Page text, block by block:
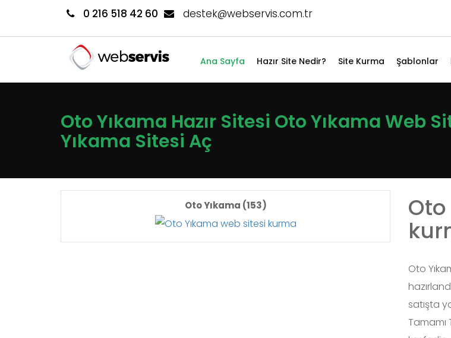
0 216 518 42 60 destek@webservis.com.tr
Ana Sayfa Hazır Site Nedir? Site Kurma Şablonlar
Oto Yıkama Hazır Sitesi Oto Yıkama Web
Yıkama Sitesi Aç
Oto Yıkama (153)
Oto
satışta
Tamamı